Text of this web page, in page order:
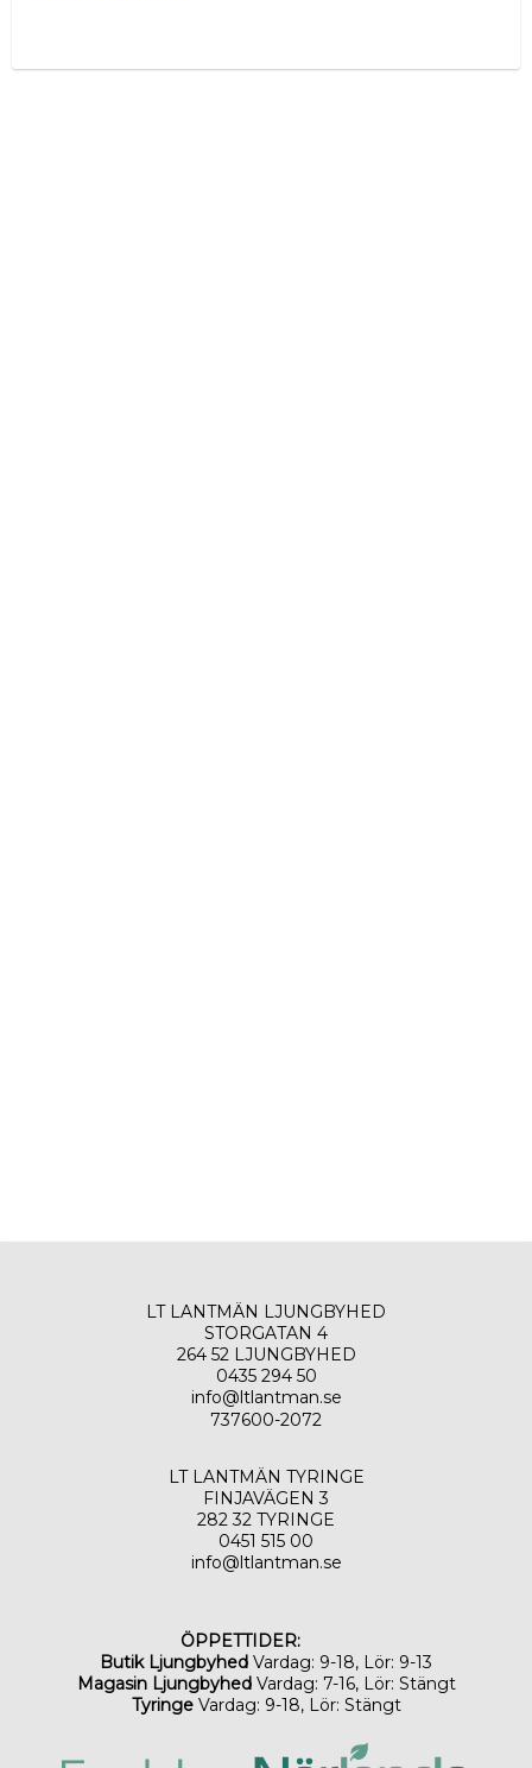
LT LANTMÄN LJUNGBYHED
STORGATAN 4
264 52 LJUNGBYHED
0435 294 50
info@ltlantman.se
737600-2072
LT LANTMÄN TYRINGE
FINJAVÄGEN 3
282 32 TYRINGE
0451 515 00
info@ltlantman.se
ÖPPETTIDER:
Butik Ljungbyhed Vardag: 9-18, Lör: 9-13
Magasin LjungbyhedVardag: 7-16, Lör: Stängt
TyringeVardag: 9-18, Lör: Stängt